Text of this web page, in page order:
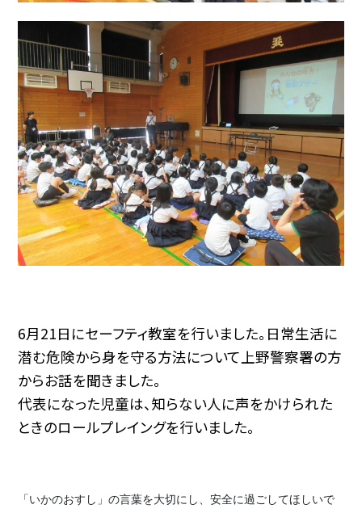
6月21日にセーフティ教室を行いました。日常生活に
潜む危険から身を守る方法について上野警察署の方
からお話を聞きました。
代表になった児童は、知らない人に声をかけられた
ときのロールプレイングを行いました。
「いかのおすし」の言葉を大切にし、安全に過ごしてほしいで